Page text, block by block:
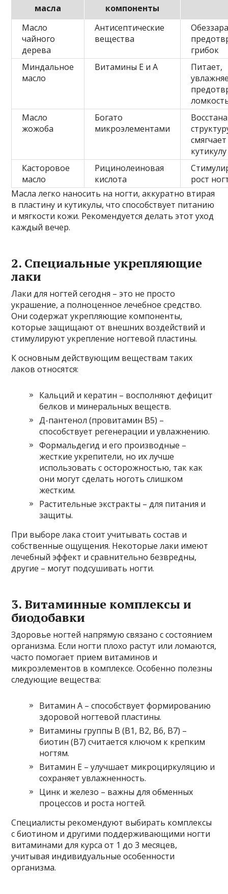
масла
компоненты
Масло
чайного
дерева
Антисептические
вещества
грибок
Миндальное
масло
Витамины Е и А
Питает,
Масло
жожоба
Богато
микроэлементами
смягчает
кутикулу
Касторовое
масло
Рицинолеиновая
кислота
рост
Масла легко наносить на ногти, аккуратно втирая
в пластину и кутикулы, что способствует питанию
и мягкости кожи. Рекомендуется делать этот уход
каждый вечер.
2. Специальные укрепляющие
лаки
Лаки для ногтей сегодня – это не просто
украшение, а полноценное лечебное средство.
Они содержат укрепляющие компоненты,
которые защищают от внешних воздействий и
стимулируют укрепление ногтевой пластины.
К основным действующим веществам таких
лаков относятся:
Кальций и кератин – восполняют дефицит
белков и минеральных веществ.
Д-пантенол (провитамин В5) –
способствует регенерации и увлажнению.
Формальдегид и его производные –
жесткие укрепители, но их лучше
использовать с осторожностью, так как
они могут сделать ноготь слишком
жестким.
Растительные экстракты – для питания и
защиты.
При выборе лака стоит учитывать состав и
собственные ощущения. Некоторые лаки имеют
лечебный эффект и сравнительно безвредны,
другие – могут подсушивать ногти.
3. Витаминные комплексы и
биодобавки
Здоровье ногтей напрямую связано с состоянием
организма. Если ногти плохо растут или ломаются,
часто помогает прием витаминов и
микроэлементов в комплексе. Особенно полезны
следующие вещества:
Витамин А – способствует формированию
здоровой ногтевой пластины.
Витамины группы В (В1, В2, В6, В7) –
биотин (В7) считается ключом к крепким
ногтям.
Витамин Е – улучшает микроциркуляцию и
сохраняет увлажненность.
Цинк и железо – важны для обменных
процессов и роста ногтей.
Специалисты рекомендуют выбирать комплексы
с биотином и другими поддерживающими ногти
витаминами для курса от 1 до 3 месяцев,
учитывая индивидуальные особенности
организма.